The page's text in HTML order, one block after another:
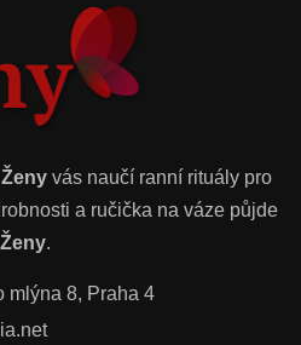
vás naučí ranní rituály pro
a ručička na váze půjde
.
mlýna 8, Praha 4